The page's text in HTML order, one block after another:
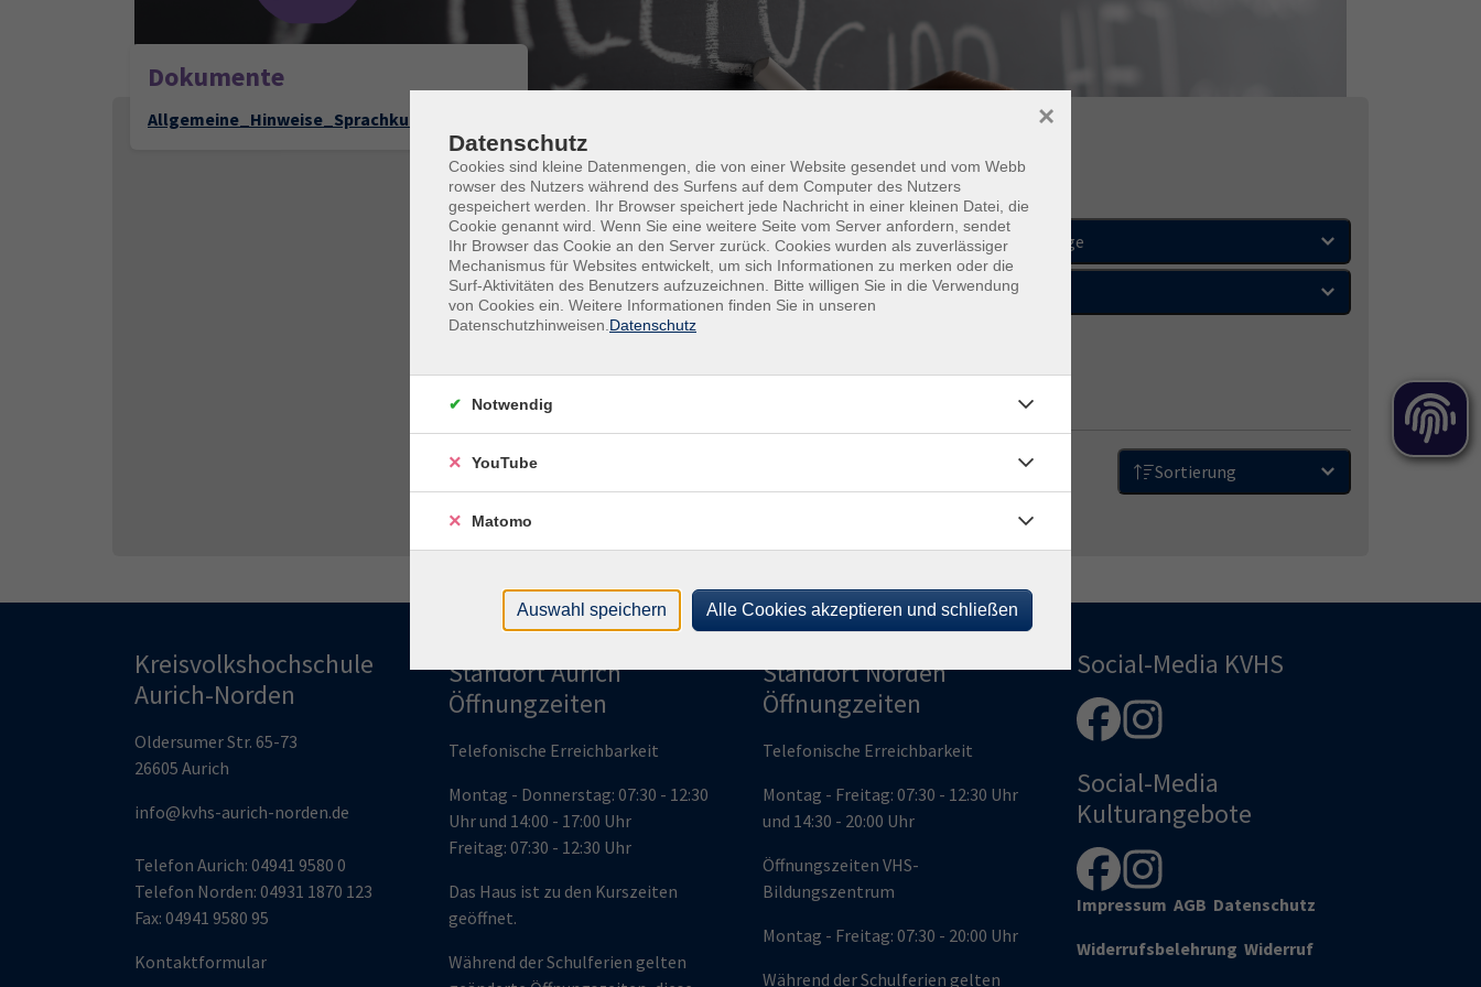
Weiterführende Angebote
Wochentage
Tageszeiten Orte
Sortierung
Dokumente
Allgemeine_Hinweise_Sprachkurse
Kreisvolkshochschule
Aurich-Norden
Oldersumer Str. 65-73
26605 Aurich
info@kvhs-aurich-norden.de
Telefon Aurich: 04941 9580 0
Telefon Norden: 04931 1870 123
Fax: 04941 9580 95
Kontaktformular
Standort Aurich
Öffnungzeiten
Telefonische Erreichbarkeit
Montag - Donnerstag: 07:30 - 12:30
Uhr und 14:00 - 17:00 Uhr
Freitag: 07:30 - 12:30 Uhr
Das Haus ist zu den Kurszeiten
geöffnet.
Während der Schulferien gelten
Standort Norden
Öffnungzeiten
Telefonische Erreichbarkeit
Montag - Freitag: 07:30 - 12:30 Uhr
und 14:30 - 20:00 Uhr
Öffnungszeiten VHS-
Bildungszentrum
Montag - Freitag: 07:30 - 20:00 Uhr
Während der Schulferien gelten
Social-Media KVHS
Social-Media
Kulturangebote
Impressum AGB Datenschutz
Widerrufsbelehrung Widerruf
Datenschutz
Cookies sind kleine Datenmengen, die von einer Website gesendet und vom Webb
rowser des Nutzers während des Surfens auf dem Computer des Nutzers
gespeichert werden. Ihr Browser speichert jede Nachricht in einer kleinen Datei, die
Cookie genannt wird. Wenn Sie eine weitere Seite vom Server anfordern, sendet
Ihr Browser das Cookie an den Server zurück. Cookies wurden als zuverlässiger
Mechanismus für Websites entwickelt, um sich Informationen zu merken oder die
Surf-Aktivitäten des Benutzers aufzuzeichnen. Bitte willigen Sie in die Verwendung
von Cookies ein. Weitere Informationen finden Sie in unseren
Datenschutzhinweisen. Datenschutz
×
Notwendig
YouTube
Matomo
Auswahl speichern Alle Cookies akzeptieren und schließen